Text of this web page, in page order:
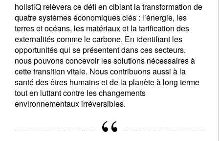
holistiQ relèvera ce défi en ciblant la transformation de
quatre systèmes économiques clés : l’énergie, les
terres et océans, les matériaux et la tarification des
externalités comme le carbone. En identifiant les
opportunités qui se présentent dans ces secteurs,
nous pouvons concevoir les solutions nécessaires à
cette transition vitale. Nous contribuons aussi à la
santé des êtres humains et de la planète à long terme
tout en luttant contre les changements
environnementaux irréversibles.